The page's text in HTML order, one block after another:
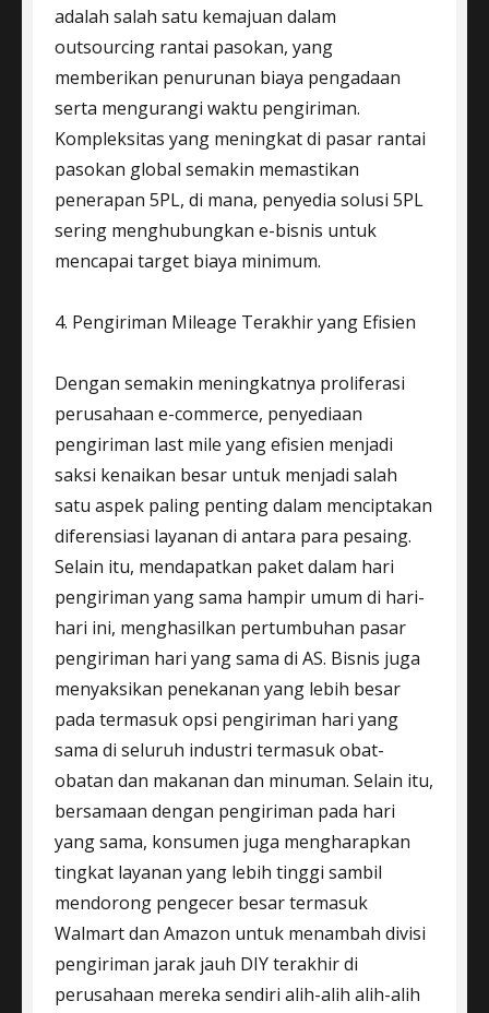
adalah salah satu kemajuan dalam
outsourcing rantai pasokan, yang
memberikan penurunan biaya pengadaan
serta mengurangi waktu pengiriman.
Kompleksitas yang meningkat di pasar rantai
pasokan global semakin memastikan
penerapan 5PL, di mana, penyedia solusi 5PL
sering menghubungkan e-bisnis untuk
mencapai target biaya minimum.
4. Pengiriman Mileage Terakhir yang Efisien
Dengan semakin meningkatnya proliferasi
perusahaan e-commerce, penyediaan
pengiriman last mile yang efisien menjadi
saksi kenaikan besar untuk menjadi salah
satu aspek paling penting dalam menciptakan
diferensiasi layanan di antara para pesaing.
Selain itu, mendapatkan paket dalam hari
pengiriman yang sama hampir umum di hari-
hari ini, menghasilkan pertumbuhan pasar
pengiriman hari yang sama di AS. Bisnis juga
menyaksikan penekanan yang lebih besar
pada termasuk opsi pengiriman hari yang
sama di seluruh industri termasuk obat-
obatan dan makanan dan minuman. Selain itu,
bersamaan dengan pengiriman pada hari
yang sama, konsumen juga mengharapkan
tingkat layanan yang lebih tinggi sambil
mendorong pengecer besar termasuk
Walmart dan Amazon untuk menambah divisi
pengiriman jarak jauh DIY terakhir di
perusahaan mereka sendiri alih-alih alih-alih